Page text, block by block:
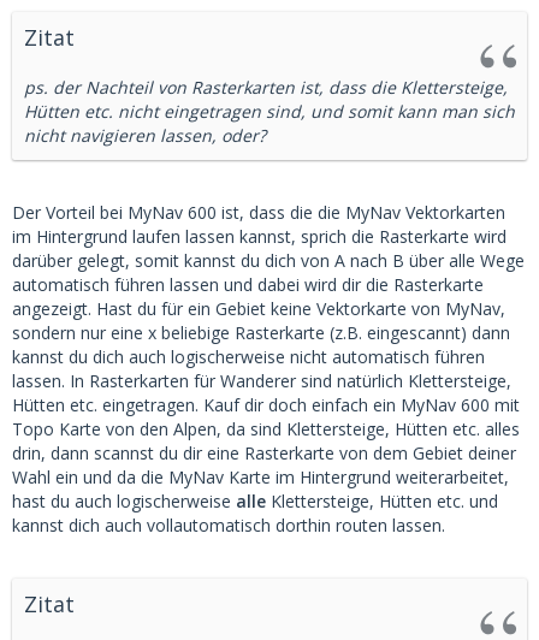
Zitat
ps. der Nachteil von Rasterkarten ist, dass die Klettersteige,
Hütten etc. nicht eingetragen sind, und somit kann man sich
nicht navigieren lassen, oder?
Der Vorteil bei MyNav 600 ist, dass die die MyNav Vektorkarten
im Hintergrund laufen lassen kannst, sprich die Rasterkarte wird
darüber gelegt, somit kannst du dich von A nach B über alle Wege
automatisch führen lassen und dabei wird dir die Rasterkarte
angezeigt. Hast du für ein Gebiet keine Vektorkarte von MyNav,
sondern nur eine x beliebige Rasterkarte (z.B. eingescannt) dann
kannst du dich auch logischerweise nicht automatisch führen
lassen. In Rasterkarten für Wanderer sind natürlich Klettersteige,
Hütten etc. eingetragen. Kauf dir doch einfach ein MyNav 600 mit
Topo Karte von den Alpen, da sind Klettersteige, Hütten etc. alles
drin, dann scannst du dir eine Rasterkarte von dem Gebiet deiner
Wahl ein und da die MyNav Karte im Hintergrund weiterarbeitet,
hast du auch logischerweise alle Klettersteige, Hütten etc. und
kannst dich auch vollautomatisch dorthin routen lassen.
Zitat